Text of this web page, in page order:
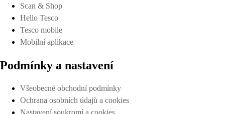
Scan & Shop
Hello Tesco
Tesco mobile
Mobilní aplikace
Podmínky a nastavení
Všeobecné obchodní podmínky
Ochrana osobních údajů a cookies
Nastavení soukromí a cookies